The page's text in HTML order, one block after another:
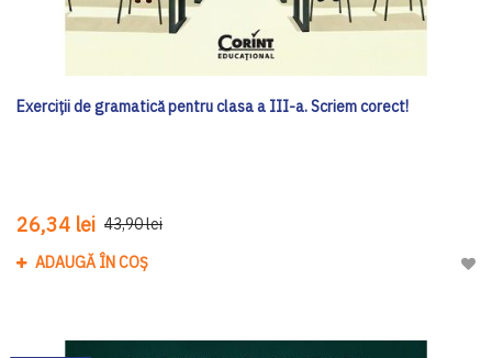
Exerciții de gramatică pentru clasa a III-a. Scriem corect!
26,34 lei 43,90 lei
ADAUGĂ ÎN COȘ